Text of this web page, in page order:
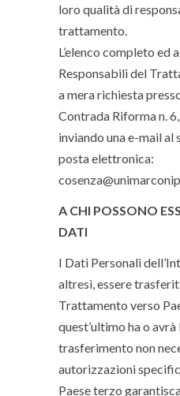
loro qualità di
trattamento.
L’elenco completo ed
Responsabili del
a mera richiesta
Contrada Riforma n.
inviando una e-mail
posta elettronica:
A CHI POSSONO
DATI
I Dati Personali
altresì, essere
Trattamento verso
quest’ultimo ha o
trasferimento non
autorizzazioni
Paese terzo